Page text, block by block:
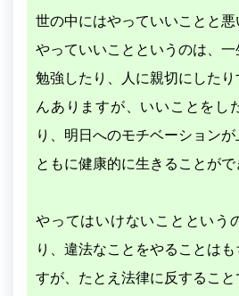
世の中にはやっていいことと悪
やっていいことというのは、一
勉強したり、人に親切にした
んありますが、いいことをし
り、明日へのモチベーション
ともに健康的に生きることがで
やってはいけないことという
り、違法なことをやることは
すが、たとえ法律に反するこ